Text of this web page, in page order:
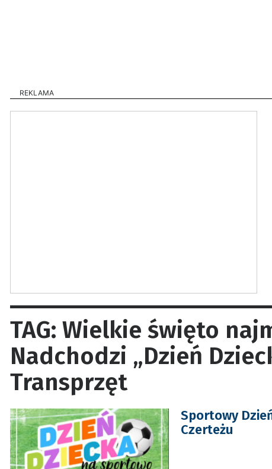
REKLAMA
TAG: Wielkie święto
Nadchodzi „Dzień
Transprzęt
Sportowy
Czerteżu